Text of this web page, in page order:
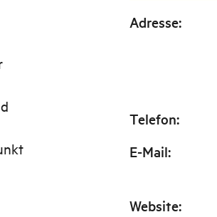
Adresse:
Telefon:
E-Mail:
Website: